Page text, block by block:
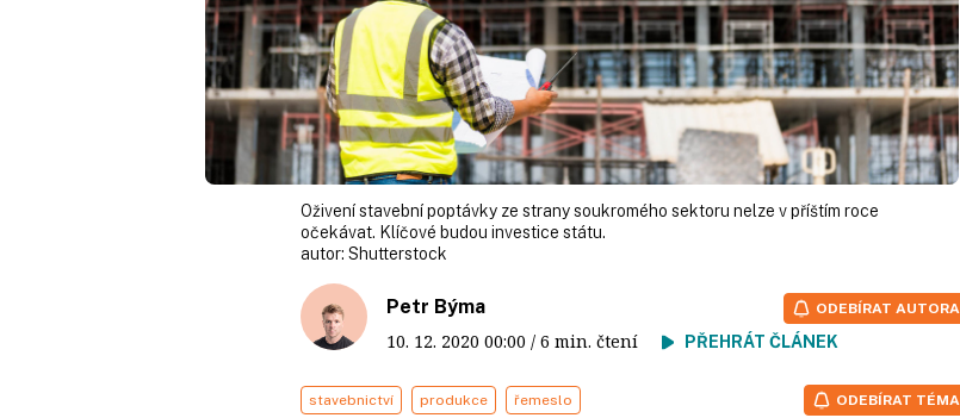
Oživení stavební poptávky ze strany soukromého sektoru nelze v příštím roce
očekávat. Klíčové budou investice státu.
autor: Shutterstock
Petr Býma
10. 12. 2020 00:00 / 6 min. čtení PŘEHRÁT ČLÁNEK
ODEBÍRAT AUTORA
stavebnictví produkce řemeslo ODEBÍRAT TÉMA